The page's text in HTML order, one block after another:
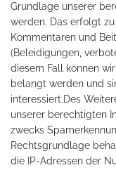
Grundlage unserer
werden. Das erfolgt
Kommentaren und
(Beleidigungen,
diesem Fall können
belangt werden und
interessiert.Des
unserer berechtigten
zwecks
Rechtsgrundlage
die IP-Adressen der